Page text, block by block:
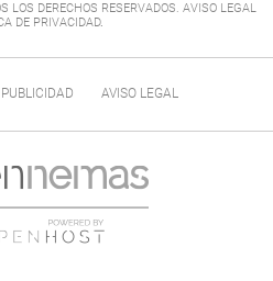
LOS DERECHOS RESERVADOS. AVISO LEGAL
DE PRIVACIDAD.
PUBLICIDAD AVISO LEGAL